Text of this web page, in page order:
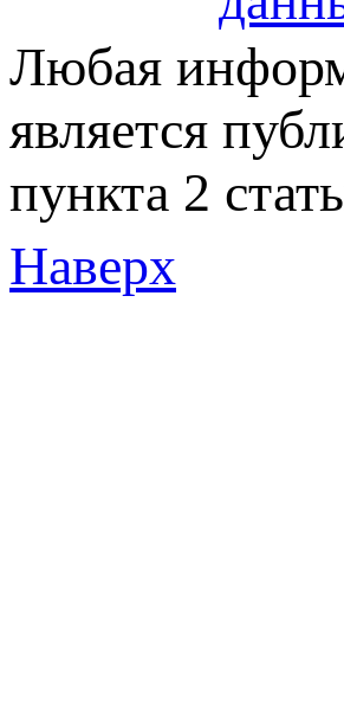
Любая
является
пункта 2
Наверх